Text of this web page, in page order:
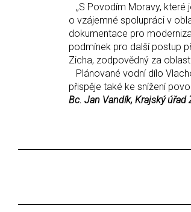
„S Povodím Moravy, které
o vzájemné spolupráci v
dokumentace pro
podmínek pro další postup
Zicha, zodpovědný za
Plánované vodní dílo
přispěje také ke snížení
Bc. Jan Vandík, Krajský úřad